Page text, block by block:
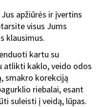
apžiūrės ir įvertins
visus Jums
klausimus.
kartu su
atlikti kaklo, veido odos
smakro korekciją
riebalai, esant
suleisti į veidą, lūpas.